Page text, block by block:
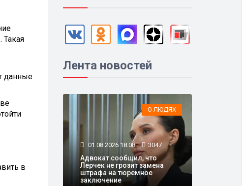
Такая
данные
в
Лента новостей
О ЛЮДЯХ
01.08.2026 18:08 3047
Адвокат сообщил, что
Лерчек не грозит замена
штрафа на тюремное
заключение